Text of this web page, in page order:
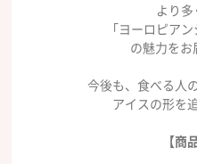
より多
「ヨーロピア
の魅力をお
今後も、食べる人
アイスの形を
【商